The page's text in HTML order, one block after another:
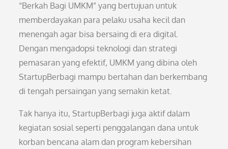
“Berkah Bagi UMKM” yang bertujuan untuk
memberdayakan para pelaku usaha kecil dan
menengah agar bisa bersaing di era digital.
Dengan mengadopsi teknologi dan strategi
pemasaran yang efektif, UMKM yang dibina oleh
StartupBerbagi mampu bertahan dan berkembang
di tengah persaingan yang semakin ketat.
Tak hanya itu, StartupBerbagi juga aktif dalam
kegiatan sosial seperti penggalangan dana untuk
korban bencana alam dan program kebersihan